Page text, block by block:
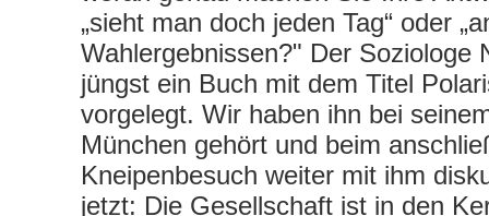
„sieht man doch jeden Tag“ oder
Wahlergebnissen?" Der Soziologe
jüngst ein Buch mit dem Titel
vorgelegt. Wir haben ihn bei
München gehört und beim
Kneipenbesuch weiter mit ihm
jetzt: Die Gesellschaft ist in den